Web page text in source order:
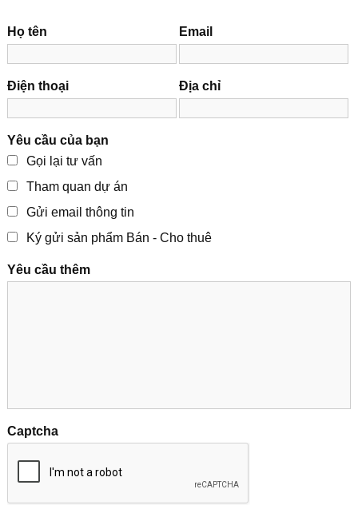
Họ tên Email
Điện thoại Địa chỉ
Yêu cầu của bạn
Gọi lại tư vấn
Tham quan dự án
Gửi email thông tin
Ký gửi sản phẩm Bán - Cho thuê
Yêu cầu thêm
Captcha